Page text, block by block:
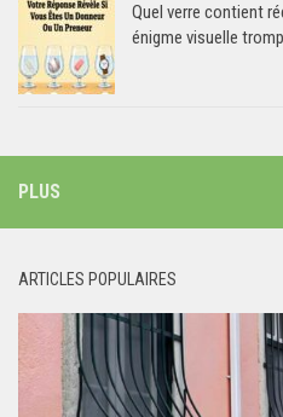
Quel verre contient
énigme visuelle
PLUS
ARTICLES POPULAIRES